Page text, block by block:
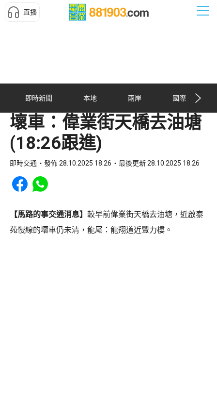
直播
即時新聞 本地 兩岸 國際
壞車：偉業街天橋去油塘
(18:26跟進)
即時交通 發佈 28.10.2025 18:26 最後更新 28.10.2025 18:26
Share to Facebook
Share to WhatsApp
【馬路的事交通消息】 較早前偉業街天橋去油塘，近啟泰
苑慢線的壞車仍未清，龍尾：龍翔道近豐力樓。